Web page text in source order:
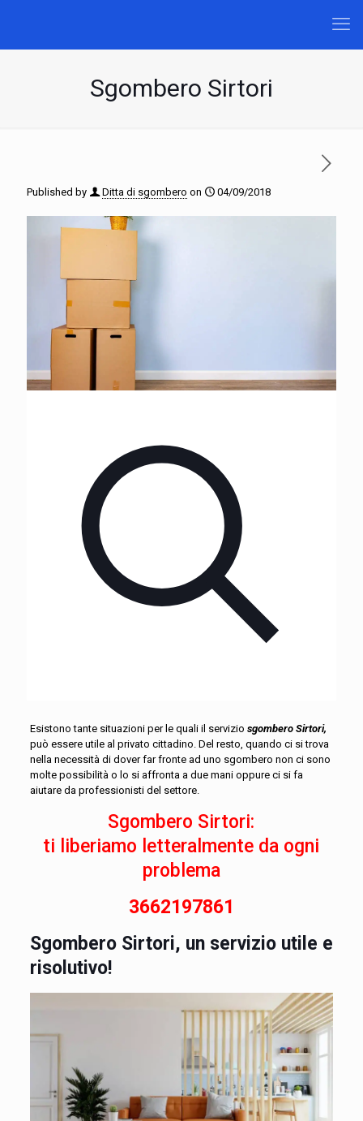
Sgombero Sirtori
Published by Ditta di sgombero on 04/09/2018
Esistono tante situazioni per le quali il servizio sgombero Sirtori,
può essere utile al privato cittadino. Del resto, quando ci si trova
nella necessità di dover far fronte ad uno sgombero non ci sono
molte possibilità o lo si affronta a due mani oppure ci si fa
aiutare da professionisti del settore.
Sgombero Sirtori:
ti liberiamo letteralmente da ogni
problema
3662197861
Sgombero Sirtori, un servizio utile e
risolutivo!